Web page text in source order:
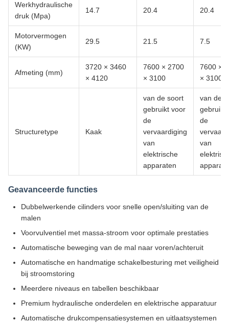
Werkhydraulische
druk (Mpa)
14.7 20.4 20.4
Motorvermogen
(KW)
29.5 21.5 7.5
Afmeting (mm)
3720 × 3460
× 4120
7600 × 2700
× 3100
7600 ×
× 3100
Structuretype Kaak
van de soort
gebruikt voor
de
vervaardiging
van
elektrische
apparaten
van de
gebruikt
de
van
Geavanceerde functies
Dubbelwerkende cilinders voor snelle open/sluiting van de
malen
Voorvulventiel met massa-stroom voor optimale prestaties
Automatische beweging van de mal naar voren/achteruit
Automatische en handmatige schakelbesturing met veiligheid
bij stroomstoring
Meerdere niveaus en tabellen beschikbaar
Premium hydraulische onderdelen en elektrische apparatuur
Automatische drukcompensatiesystemen en uitlaatsystemen